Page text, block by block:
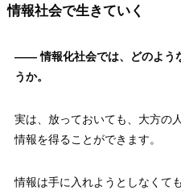
情報社会で生きていく
—— 情報化社会では、どのよう
うか。
実は、放っておいても、大方の
情報を得ることができます。
情報は手に入れようとしなくて